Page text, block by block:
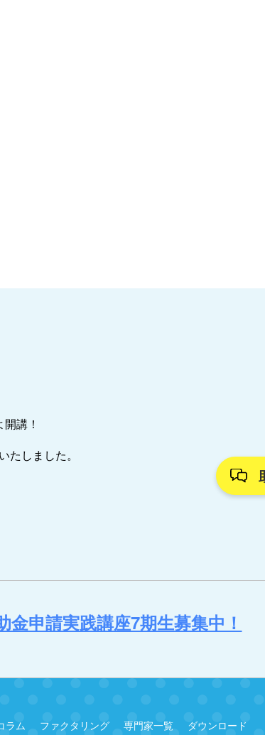
講！
たしました。
金申請実践講座7期生募集中！
ラム ファクタリング 専門家一覧 ダウンロード